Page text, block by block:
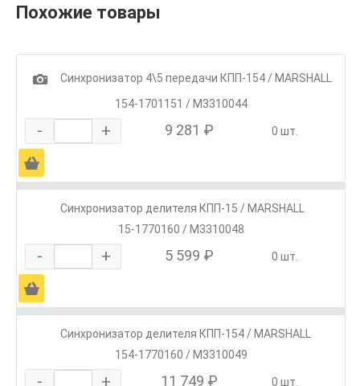
Похожие товары
1
Синхронизатор 4\5 передачи КПП-154 / MARSHALL
154-1701151 / M3310044
- + 9 281 ₽ 0 шт.
Ä
Синхронизатор делителя КПП-15 / MARSHALL
15-1770160 / M3310048
- + 5 599 ₽ 0 шт.
Ä
Синхронизатор делителя КПП-154 / MARSHALL
154-1770160 / M3310049
- + 11 749 ₽ 0 шт.